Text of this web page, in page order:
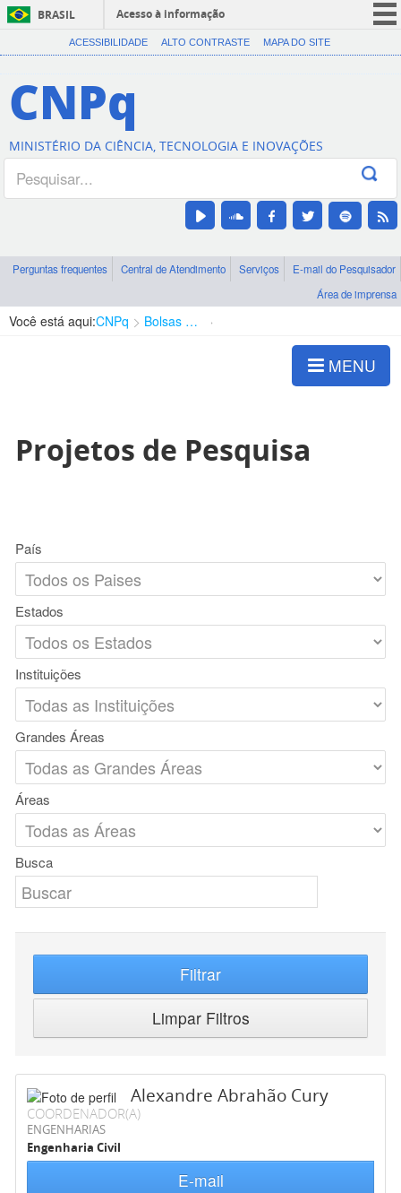
BRASIL
Acesso à informação
CORONAVÍRUS (COVID-19)
Canais
ACESSIBILIDADE ALTO CONTRASTE MAPA DO SITE
CNPq
MINISTÉRIO DA CIÊNCIA, TECNOLOGIA E INOVAÇÕES
Perguntas frequentes Central de Atendimento Serviços
E-mail do Pesquisador
Área de imprensa
Você está aqui:CNPq Bolsas e Auxílios Vigentes
MENU
Projetos de Pesquisa
País
Estados
Instituições
Grandes Áreas
Áreas
Busca
Filtrar
Limpar Filtros
Alexandre Abrahão Cury
COORDENADOR(A)
ENGENHARIAS
Engenharia Civil
E-mail